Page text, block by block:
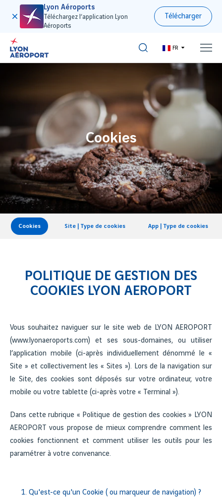
Lyon Aéroports
Téléchargez l’application Lyon
Aéroports
Télécharger
FR
Cookies
Cookies Site | Type de cookies App | Type de cookies
POLITIQUE DE GESTION DES
COOKIES LYON AEROPORT
Vous souhaitez naviguer sur le site web de LYON AEROPORT
(www.lyonaeroports.com) et ses sous-domaines, ou utiliser
l’application mobile (ci-après individuellement dénommé le «
Site » et collectivement les « Sites »). Lors de la navigation sur
le Site, des cookies sont déposés sur votre ordinateur, votre
mobile ou votre tablette (ci-après votre « Terminal »).
Dans cette rubrique « Politique de gestion des cookies » LYON
AEROPORT vous propose de mieux comprendre comment les
cookies fonctionnent et comment utiliser les outils pour les
paramétrer à votre convenance.
1. Qu'est-ce qu'un Cookie ( ou marqueur de navigation) ?